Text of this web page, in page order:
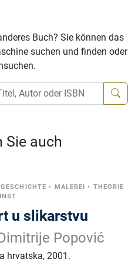
Buch? Sie können das
suchen und finden oder
Sie auch
• MALEREI • THEORIE
u slikarstvu
Popović
hrvatska,2001.